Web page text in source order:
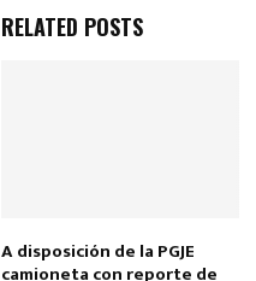
RELATED POSTS
A disposición de la PGJE
camioneta con reporte de